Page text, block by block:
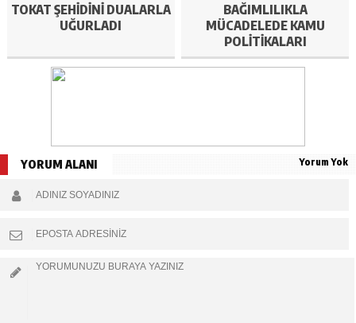
TOKAT ŞEHIDINI DUALARLA
UĞURLADI
BAĞIMLILIKLA
MÜCADELEDE KAMU
POLITIKALARI
SEMPOZYUMU BAŞLADI
YORUM ALANI Yorum Yok